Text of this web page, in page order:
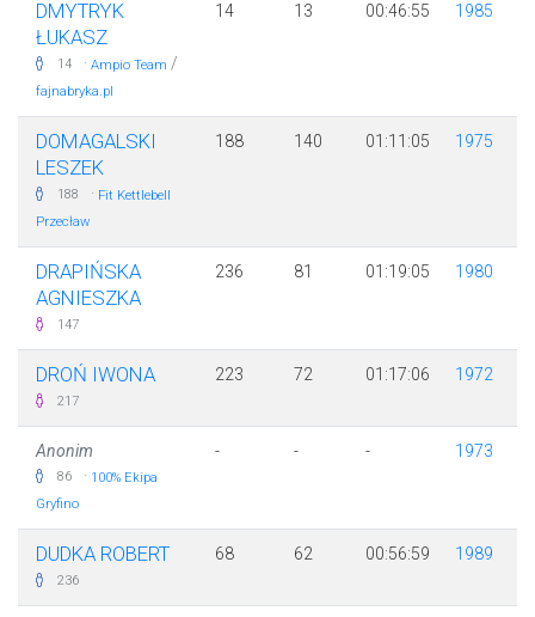
DMYTRYK
ŁUKASZ
14 · Ampio Team /
fajnabryka.pl
14 13 00:46:55 1985
DOMAGALSKI
LESZEK
188 · Fit Kettlebell
Przecław
188 140 01:11:05 1975
DRAPIŃSKA
AGNIESZKA
147
236 81 01:19:05 1980
DROŃ IWONA
217
223 72 01:17:06 1972
Anonim
86 · 100% Ekipa
Gryfino
- - - 1973
DUDKA ROBERT
236
68 62 00:56:59 1989